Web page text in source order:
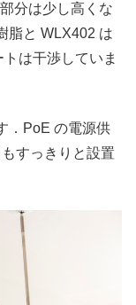
分は少し高くな
脂と WLX402 は
は干渉していま
．PoE の電源供
すっきりと設置